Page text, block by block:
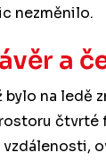
nezměnilo.
a
na ledě
čtvrté